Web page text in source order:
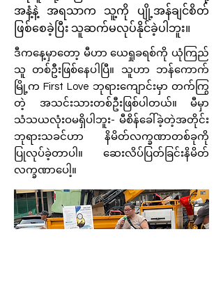
အနံ့နဲ့ အရသာက သူ့ကို ပျို့အန်ချင်စိတ်
ဖြစ်စေခဲ့ပြီး သူဆက်မလုပ်နိုင်ခဲ့ပါဘူး။
ဒီကနေ့မှာတော့ မီဟာ ယေရှုခရစ်ကို ယုံကြည်
သူ တစ်ဦးဖြစ်နေပါပြီ။ သူဟာ ဘန်ကောက်
မြို့က First Love ဘုရားကျောင်းမှာ တက်ကြွ
တဲ့ အသင်းသားတစ်ဦးဖြစ်ပါတယ်။ မီမှာ
သံသယလုံးဝမရှိပါဘူး- မီစိန်ခေါ်ခဲ့တဲ့အတိုင်း
ဘုရားသခင်ဟာ နိမိတ်လက္ခဏာတစ်ခုကို
ပြုလုပ်ခဲ့တာပါ။ ဆေးလိပ်ပြတ်ခြင်းနိမိတ်
လက္ခဏာပေါ့။